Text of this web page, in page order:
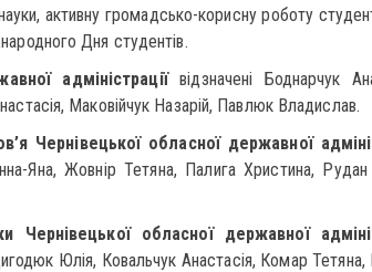
активну громадсько-корисну роботу
Дня студентів.
адміністраціївідзначені Боднарчук
Маковійчук Назарій, Павлюк Владислав.
Чернівецької обласної державної
Яна, Жовнір Тетяна, Палига Христина, Рудан
обласної державної
Юлія, Ковальчук Анастасія, Комар Тетяна,